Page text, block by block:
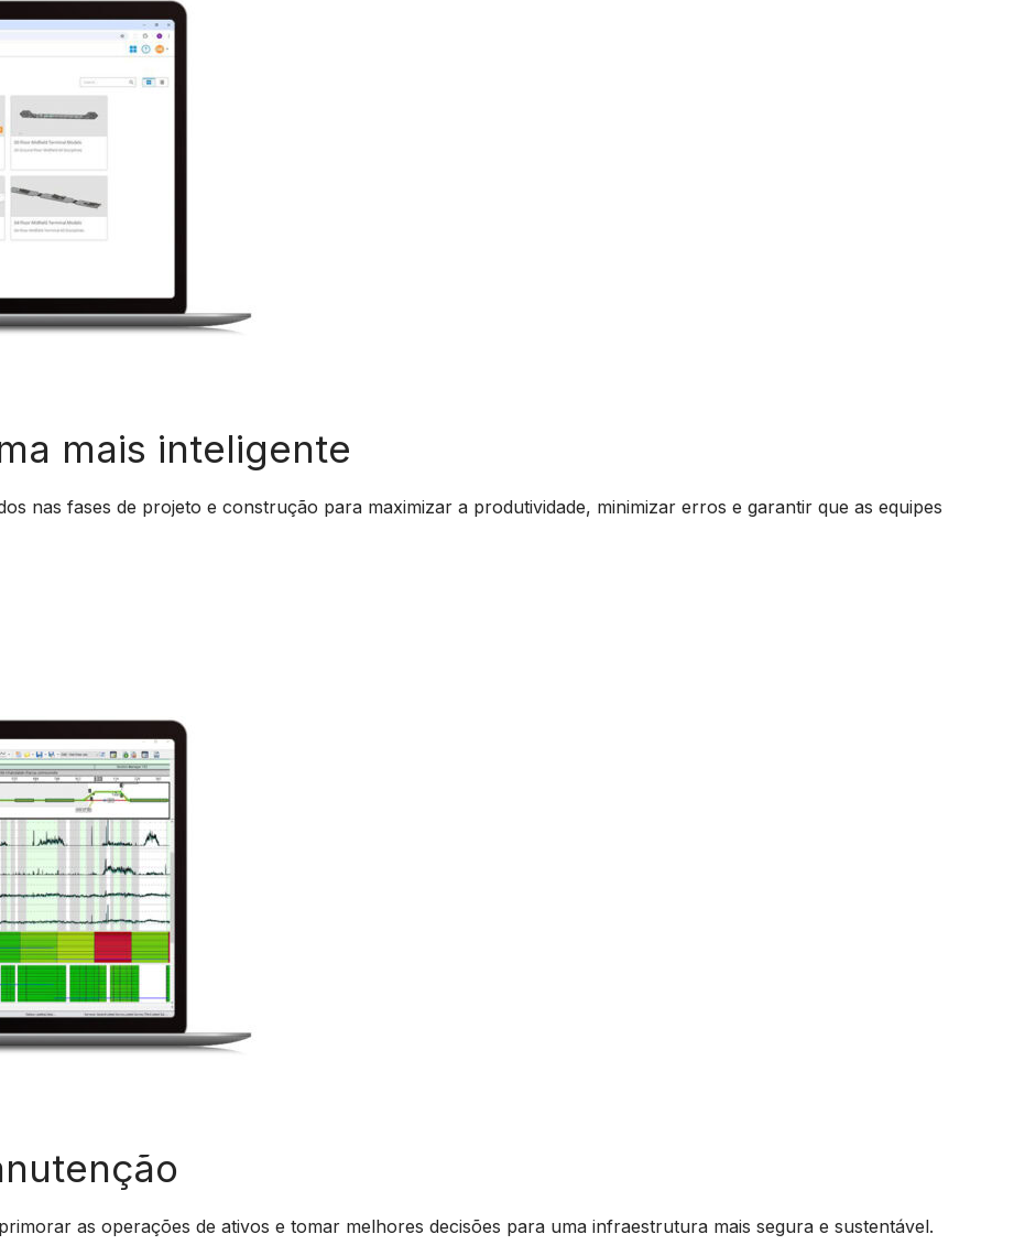
mais inteligente
nas fases de projeto e construção para maximizar a produtividade, minimizar erros e garantir que as equipes
as operações de ativos e tomar melhores decisões para uma infraestrutura mais segura e sustentável.